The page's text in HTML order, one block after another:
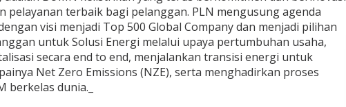
pelayanan terbaik bagi pelanggan. PLN mengusung agenda
visi menjadi Top 500 Global Company dan menjadi pilihan
untuk Solusi Energi melalui upaya pertumbuhan usaha,
secara end to end, menjalankan transisi energi untuk
Net Zero Emissions (NZE), serta menghadirkan proses
berkelas dunia._